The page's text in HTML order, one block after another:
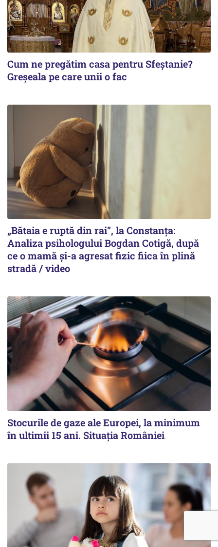
Cum ne pregătim casa pentru Sfeștanie?
Greșeala pe care unii o fac
„Bătaia e ruptă din rai”, la Constanța:
Analiza psihologului Bogdan Cotigă, după
ce o mamă și-a agresat fizic fiica în plină
stradă / video
Stocurile de gaze ale Europei, la minimum
în ultimii 15 ani. Situația României